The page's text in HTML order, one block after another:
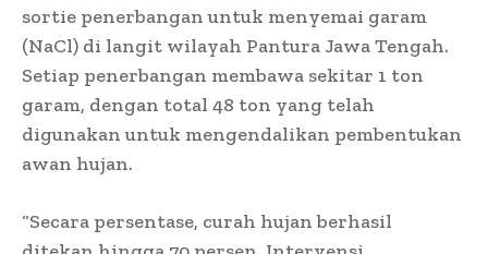
sortie penerbangan untuk menyemai garam
(NaCl) di langit wilayah Pantura Jawa Tengah.
Setiap penerbangan membawa sekitar 1 ton
garam, dengan total 48 ton yang telah
digunakan untuk mengendalikan pembentukan
awan hujan.
“Secara persentase, curah hujan berhasil